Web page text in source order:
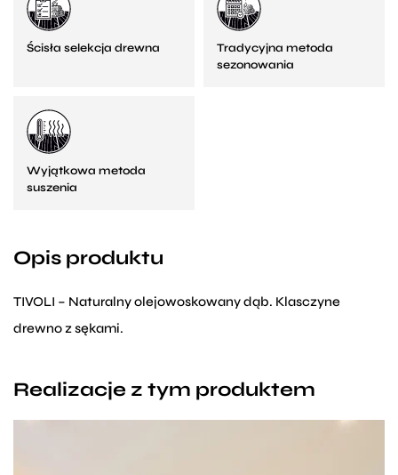
Ścisła selekcja drewna
Tradycyjna metoda
sezonowania
Wyjątkowa metoda
suszenia
Opis produktu
TIVOLI – Naturalny olejowoskowany dąb. Klasczyne
drewno z sękami.
Realizacje z tym produktem